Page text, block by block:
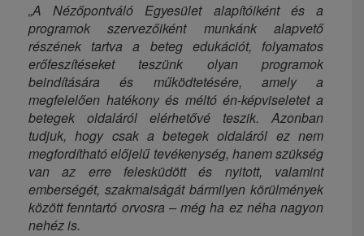
„A Nézőpontváló Egyesület alapítóiként és a
programok szervezőiként munkánk alapvető
részének tartva a beteg edukációt, folyamatos
erőfeszítéseket teszünk olyan programok
beindítására és működtetésére, amely a
megfelelően hatékony és méltó én-képviseletet a
betegek oldaláról elérhetővé teszik. Azonban
tudjuk, hogy csak a betegek oldaláról ez nem
megfordítható előjelű tevékenység, hanem szükség
van az erre felesküdött és nyitott, valamint
emberségét, szakmaiságát bármilyen körülmények
között fenntartó orvosra – még ha ez néha nagyon
nehéz is.